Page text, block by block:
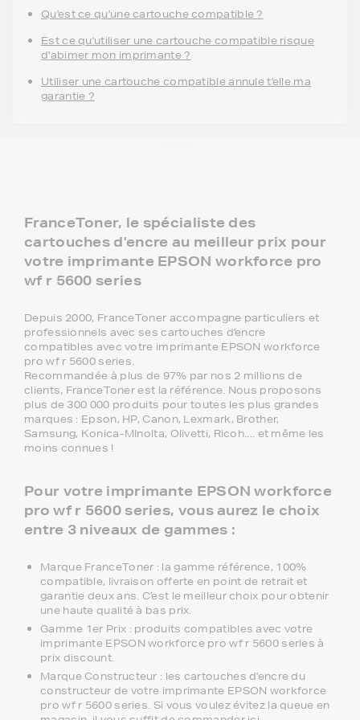
Qu'est ce qu'une cartouche compatible ?
Est ce qu'utiliser une cartouche compatible risque
d'abimer mon imprimante ?
Utiliser une cartouche compatible annule t'elle ma
garantie ?
FranceToner, le spécialiste des
cartouches d'encre au meilleur prix pour
votre imprimante EPSON workforce pro
wf r 5600 series
Depuis 2000, FranceToner accompagne particuliers et
professionnels avec ses cartouches d'encre
compatibles avec votre imprimante EPSON workforce
pro wf r 5600 series.
Recommandée à plus de 97% par nos 2 millions de
clients, FranceToner est la référence. Nous proposons
plus de 300 000 produits pour toutes les plus grandes
marques : Epson, HP, Canon, Lexmark, Brother,
Samsung, Konica-MInolta, Olivetti, Ricoh.... et même les
moins connues !
Pour votre imprimante EPSON workforce
pro wf r 5600 series, vous aurez le choix
entre 3 niveaux de gammes :
Marque FranceToner : la gamme référence, 100%
compatible, livraison offerte en point de retrait et
garantie deux ans. C'est le meilleur choix pour obtenir
une haute qualité à bas prix.
Gamme 1er Prix : produits compatibles avec votre
imprimante EPSON workforce pro wf r 5600 series à
prix discount.
Marque Constructeur : les cartouches d'encre du
constructeur de votre imprimante EPSON workforce
pro wf r 5600 series. Si vous voulez évitez la queue en